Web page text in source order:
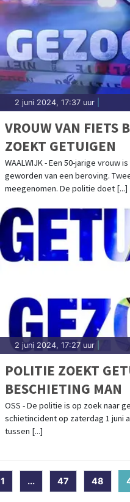
2 juni 2024, 17:37 uur
VROUW VAN FIETS
ZOEKT GETUIGEN
WAALWIJK - Een 50-jarige vrouw
geworden van een beroving.
meegenomen. De politie doet [...]
2 juni 2024, 17:27 uur
POLITIE ZOEKT
BESCHIETING MAN
OSS - De politie is op zoek naar
schietincident op zaterdag 1 juni
tussen [...]
1 ... 47 48